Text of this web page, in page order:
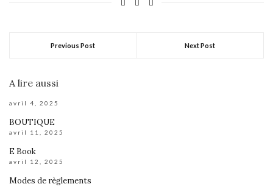
Previous Post Next Post
A lire aussi
avril 4, 2025
BOUTIQUE
avril 11, 2025
E Book
avril 12, 2025
Modes de règlements